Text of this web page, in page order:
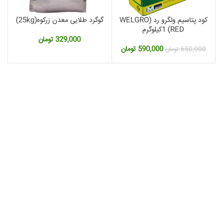
کود پتاسیم ولگرو رد (WELGRO
RED) 1کیلوگرم
650,000 تومانقیمت
590,000 تومانقیمت
گوگرد طلایی معدن زرکوه(25kg)
329,000تومان